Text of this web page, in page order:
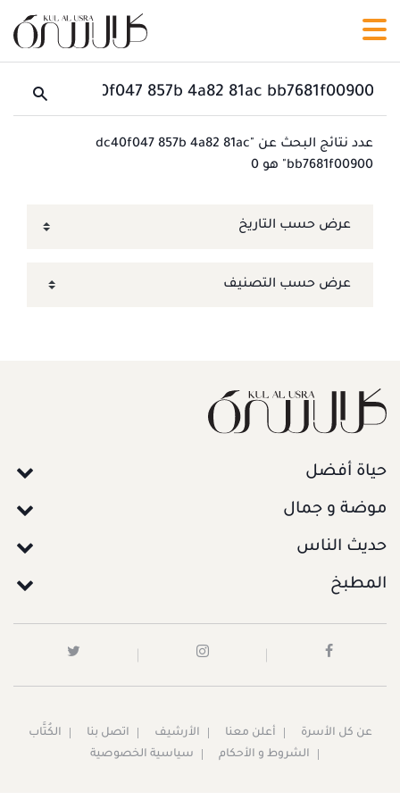
عدد نتائج البحث عن "dc40f047 857b 4a82 81ac
bb7681f00900" هو 0
حياة أفضل
موضة و جمال
حديث الناس
المطبخ
عن كل الأسرة أعلن معنا الأرشيف اتصل بنا
الكُتَّاب
الشروط و الأحكام
سياسية الخصوصية